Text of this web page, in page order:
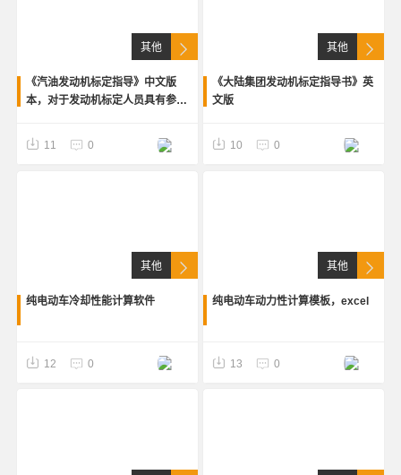
其他
《汽油发动机标定指导》中文版
本，对于发动机标定人员具有参有
11 0
其他
《大陆集团发动机标定指导书》英
文版
10 0
其他
纯电动车冷却性能计算软件
12 0
其他
纯电动车动力性计算模板，excel
13 0